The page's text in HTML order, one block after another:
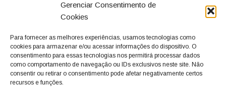
Gerenciar Consentimento de
Cookies
Para fornecer as melhores experiências, usamos tecnologias como
cookies para armazenar e/ou acessar informações do dispositivo. O
consentimento para essas tecnologias nos permitirá processar dados
como comportamento de navegação ou IDs exclusivos neste site. Não
consentir ou retirar o consentimento pode afetar negativamente certos
recursos e funções.
cidadãos valinhenses, já que naquela época só existiam
dois jornais. Há mais de 30 anos, o jornal continua
com o foco de trazer as melhores notícias. Nunca
deixamos de lado as necessidades do cidadão, sempre
questionando os órgãos públicos em busca de melhorias
para a cidade e sempre cobrando resoluções para casos